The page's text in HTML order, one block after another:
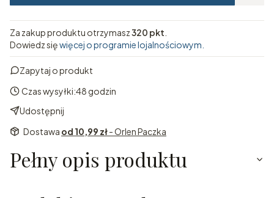
Za zakup produktu otrzymasz320 pkt
Dowiedz sięwięcej o programie lojalnościowym.
Zapytaj o produkt
Czas wysyłki:48 godzin
Udostępnij
Dostawa od 10,99 zł- Orlen Paczka
Pełny opis produktu